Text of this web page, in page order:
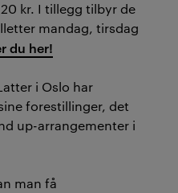
kr. I tillegg tilbyr de
mandag, tirsdag
du her!
i Oslo har
forestillinger, det
up-arrangementer i
man få